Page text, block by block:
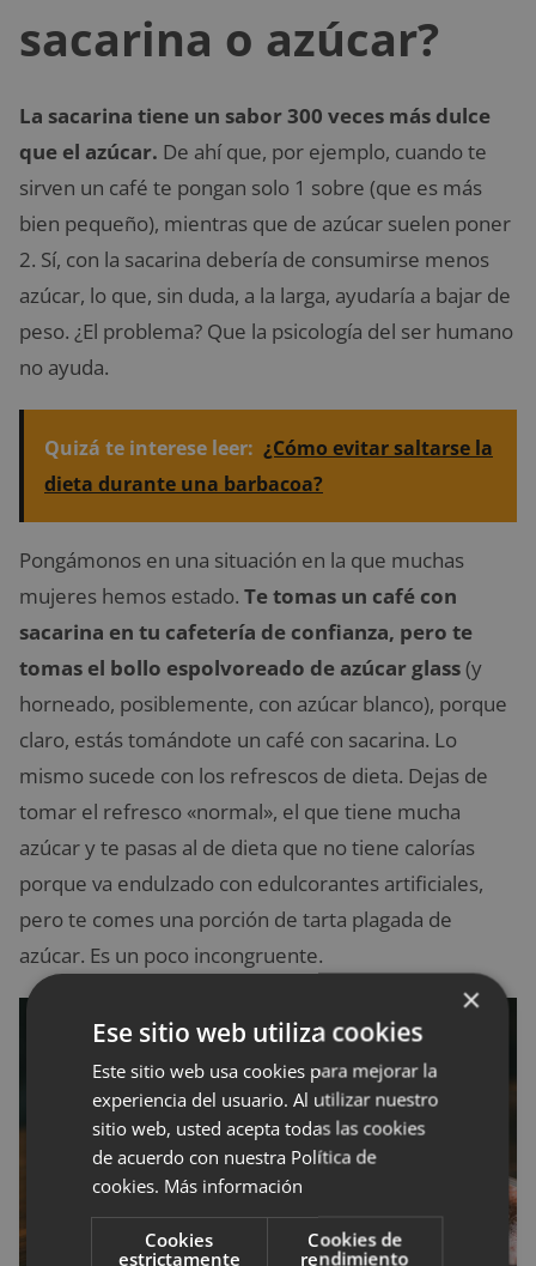
sacarina o azúcar?
La sacarina tiene un sabor 300 veces más dulce
que el azúcar. De ahí que, por ejemplo, cuando te
sirven un café te pongan solo 1 sobre (que es más
bien pequeño), mientras que de azúcar suelen poner
2. Sí, con la sacarina debería de consumirse menos
azúcar, lo que, sin duda, a la larga, ayudaría a bajar de
peso. ¿El problema? Que la psicología del ser humano
no ayuda.
Quizá te interese leer: ¿Cómo evitar saltarse la
dieta durante una barbacoa?
Pongámonos en una situación en la que muchas
mujeres hemos estado. Te tomas un café con
sacarina en tu cafetería de confianza, pero te
tomas el bollo espolvoreado de azúcar glass(y
horneado, posiblemente, con azúcar blanco), porque
claro, estás tomándote un café con sacarina. Lo
mismo sucede con los refrescos de dieta. Dejas de
tomar el refresco «normal», el que tiene mucha
azúcar y te pasas al de dieta que no tiene calorías
porque va endulzado con edulcorantes artificiales,
pero te comes una porción de tarta plagada de
azúcar. Es un poco incongruente.
×
Ese sitio web utiliza cookies
Este sitio web usa cookies para mejorar la
experiencia del usuario. Al utilizar nuestro
sitio web, usted acepta todas las cookies
de acuerdo con nuestra Política de
cookies. Más información
Cookies
estrictamente
Cookies de
rendimiento